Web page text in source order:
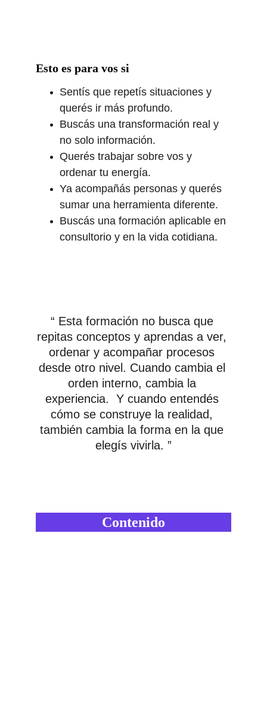
Sentís que repetís situaciones y
querés ir más profundo.
Buscás una transformación real y
no solo información.
Querés trabajar sobre vos y
ordenar tu energía.
Ya acompañás personas y querés
sumar una herramienta diferente.
Buscás una formación aplicable en
consultorio y en la vida cotidiana.
Esto es para vos si
“ Esta formación no busca que
repitas conceptos y aprendas a ver,
ordenar y acompañar procesos
desde otro nivel. Cuando cambia el
orden interno, cambia la
experiencia.  Y cuando entendés
cómo se construye la realidad,
también cambia la forma en la que
elegís vivirla. ”
Contenido